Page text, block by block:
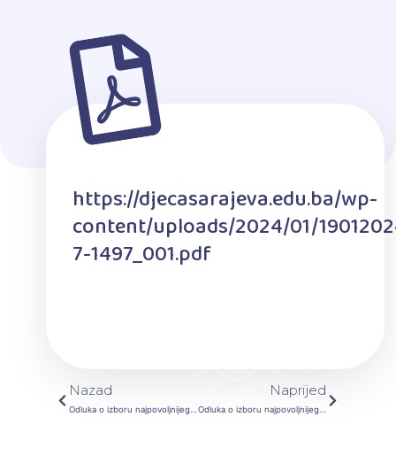
https://djecasarajeva.edu.ba/wp-
content/uploads/2024/01/
7-1497_001.pdf
Prev
Nazad
Odluka o izboru najpovoljnijeg ponuđača u otvorenom postupku JN- Nabavka – Hrane i pića za 2024. godinu LOT 3 -6
Naprijed
Odluka o izboru najpovoljnijeg ponuđača u otvorenom postupku JN- Nabavka – Hrane i pića za 2024. godinu LOT 2 – 8